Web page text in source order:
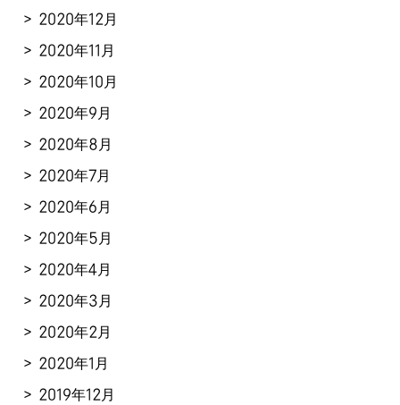
2020年12月
2020年11月
2020年10月
2020年9月
2020年8月
2020年7月
2020年6月
2020年5月
2020年4月
2020年3月
2020年2月
2020年1月
2019年12月